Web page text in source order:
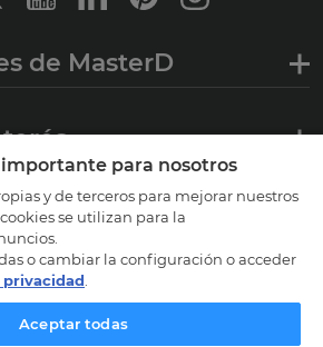
de MasterD
para nosotros
y de terceros para mejorar nuestros
se utilizan para la
o cambiar la configuración o acceder
Aceptar todas